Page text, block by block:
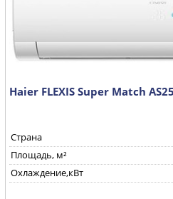
Haier FLEXIS Super Match
Страна
Площадь, м²
Охлаждение,кВт